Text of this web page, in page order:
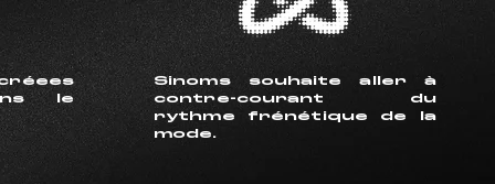
le
Sinoms souhaite aller à
contre-courant du
rythme frénétique de la
mode.